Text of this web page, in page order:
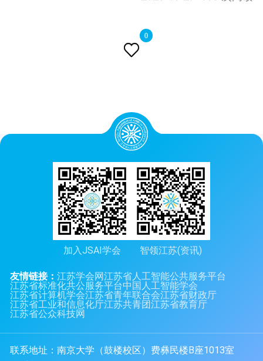

0
加入JSAI学会 智领江苏(资讯)
友情链接：江苏学会网江苏省人工智能公共服务平台
江苏省标准化共公服务平台中国人工智能学会
江苏省计算机学会江苏省青年联合会江苏省财政厅
江苏省工业和信息化厅江苏共青团江苏省教育厅
江苏省公众科技网
联系地址：南京大学（鼓楼校区）费彝民楼B座1013室